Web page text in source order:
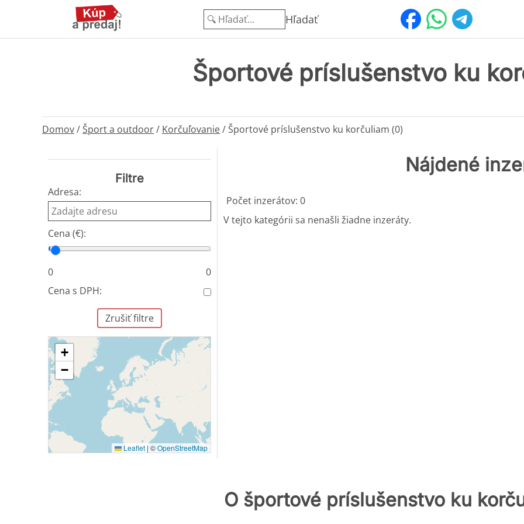
Hľadať
Športové príslušenstvo ku
Domov/Šport a outdoor/ Korčuľovanie/Športové príslušenstvo ku korčuliam (0)
Filtre
Adresa:
Cena (€):
Cena od
Cena do
0
0
Cena s DPH:
Zrušiť filtre
+
−
Leaflet | ©OpenStreetMap
Nájdené
Počet inzerátov: 0
V tejto kategórii sa nenašli žiadne inzeráty.
O športové príslušenstvo ku